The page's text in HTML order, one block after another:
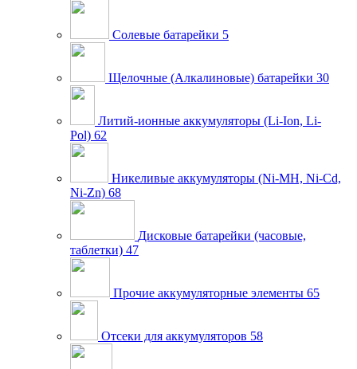
Солевые батарейки 5
Щелочные (Алкалиновые) батарейки 30
Литий-ионные аккумуляторы (Li-Ion, Li-
Pol) 62
Никеливые аккумуляторы (Ni-MH, Ni-Cd,
Ni-Zn) 68
Дисковые батарейки (часовые,
таблетки) 47
Прочие аккумуляторные элементы 65
Отсеки для аккумуляторов 58